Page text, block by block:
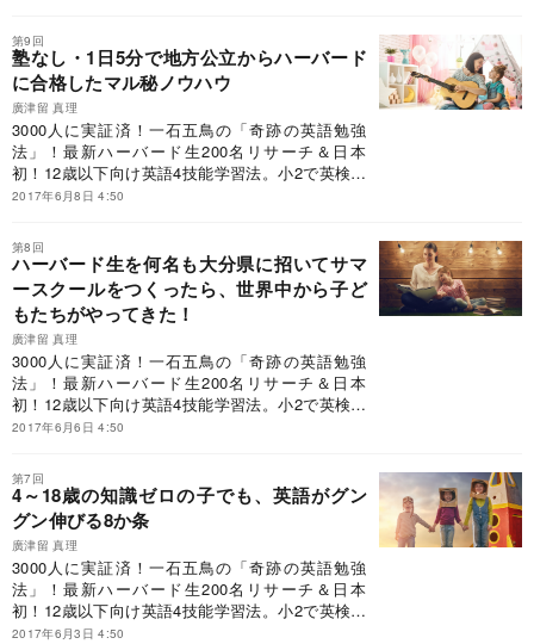
第9回
塾なし・1日5分で地方公立からハーバード
に合格したマル秘ノウハウ
廣津留 真理
3000人に実証済！一石五鳥の「奇跡の英語勉強
法」！最新ハーバード生200名リサーチ＆日本
初！12歳以下向け英語4技能学習法。小2で英検準
2級合格！地方公立からハーバード合格！2020年
2017年6月8日 4:50
第8回
ハーバード生を何名も大分県に招いてサマ
ースクールをつくったら、世界中から子ど
もたちがやってきた！
廣津留 真理
3000人に実証済！一石五鳥の「奇跡の英語勉強
法」！最新ハーバード生200名リサーチ＆日本
初！12歳以下向け英語4技能学習法。小2で英検準
2級合格！地方公立からハーバード合格！2020年
2017年6月6日 4:50
第7回
4～18歳の知識ゼロの子でも、英語がグン
グン伸びる8か条
廣津留 真理
3000人に実証済！一石五鳥の「奇跡の英語勉強
法」！最新ハーバード生200名リサーチ＆日本
初！12歳以下向け英語4技能学習法。小2で英検準
2級合格！地方公立からハーバード合格！2020年
2017年6月3日 4:50